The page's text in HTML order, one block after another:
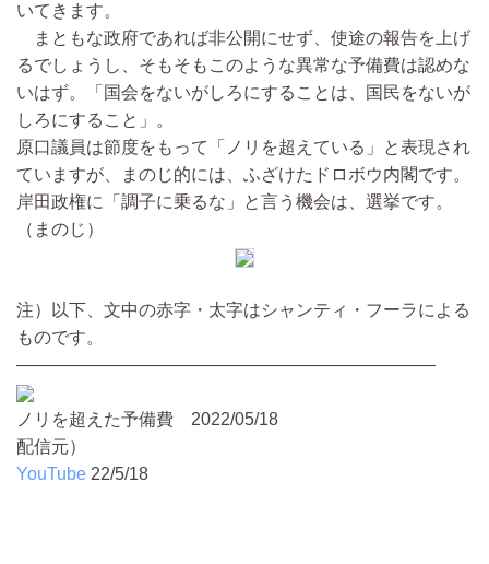
いてきます。
まともな政府であれば非公開にせず、使途の報告を上げ
るでしょうし、そもそもこのような異常な予備費は認めな
いはず。「国会をないがしろにすることは、国民をないが
しろにすること」。
原口議員は節度をもって「ノリを超えている」と表現され
ていますが、まのじ的には、ふざけたドロボウ内閣です。
岸田政権に「調子に乗るな」と言う機会は、選挙です。
（まのじ）
注）以下、文中の赤字・太字はシャンティ・フーラによる
ものです。
————————————————————————
ノリを超えた予備費 2022/05/18
配信元）
YouTube 22/5/18